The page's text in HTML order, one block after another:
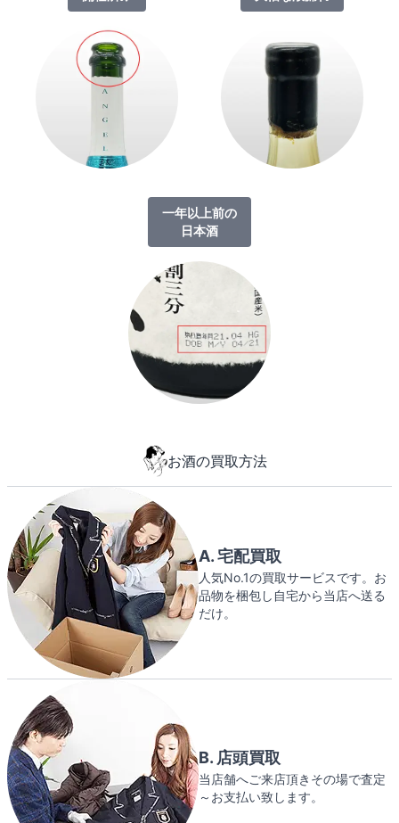
一年以上前の
日本酒
お酒の買取方法
A. 宅配買取
人気No.1の買取サービスです。お
品物を梱包し自宅から当店へ送る
だけ。
B. 店頭買取
当店舗へご来店頂きその場で査定
～お支払い致します。